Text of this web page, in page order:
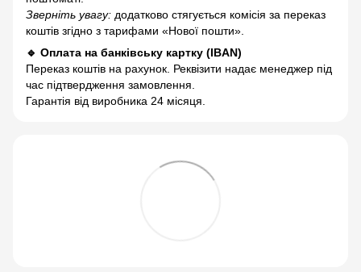
Зверніть увагу: додатково стягується комісія за переказ
коштів згідно з тарифами «Нової пошти».
🔹 Оплата на банківську картку (IBAN)
Переказ коштів на рахунок. Реквізити надає менеджер під
час підтвердження замовлення.
Гарантія від виробника 24 місяця.